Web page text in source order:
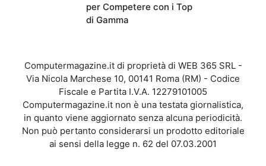
per Competere con i Top
di Gamma
Computermagazine.it di proprietà di WEB 365 SRL -
Via Nicola Marchese 10, 00141 Roma (RM) - Codice
Fiscale e Partita I.V.A. 12279101005
Computermagazine.it non è una testata giornalistica,
in quanto viene aggiornato senza alcuna periodicità.
Non può pertanto considerarsi un prodotto editoriale
ai sensi della legge n. 62 del 07.03.2001